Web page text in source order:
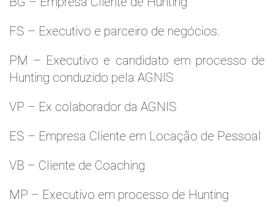
FS – Executivo e parceiro de negócios.
PM – Executivo e candidato em processo de
Hunting conduzido pela AGNIS
VP – Ex colaborador da AGNIS
ES – Empresa Cliente em Locação de Pessoal
VB – Cliente de Coaching
MP – Executivo em processo de Hunting